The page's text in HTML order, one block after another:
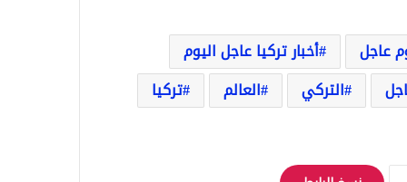
عاجل
أخبار تركيا عاجل اليوم
التركي العالم
تركيا